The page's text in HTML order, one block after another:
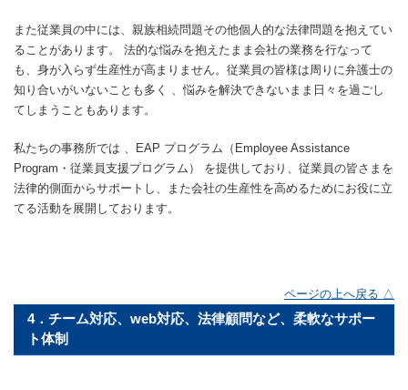
また従業員の中には、親族相続問題その他個人的な法律問題を抱えてい
ることがあります。 法的な悩みを抱えたまま会社の業務を行なって
も、身が入らず生産性が高まりません。従業員の皆様は周りに弁護士の
知り合いがいないことも多く 、悩みを解決できないまま日々を過ごし
てしまうこともあります。
私たちの事務所では 、EAP プログラム（Employee Assistance
Program・従業員支援プログラム） を提供しており、従業員の皆さまを
法律的側面からサポートし、また会社の生産性を高めるためにお役に立
てる活動を展開しております。
ページの上へ戻る △
4．チーム対応、web対応、法律顧問など、柔軟なサポー
ト体制